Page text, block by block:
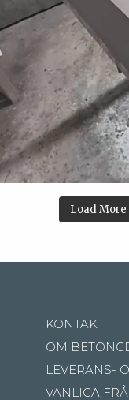
Load More
KONTAKT
OM
LEVERANS-
VANLIGA